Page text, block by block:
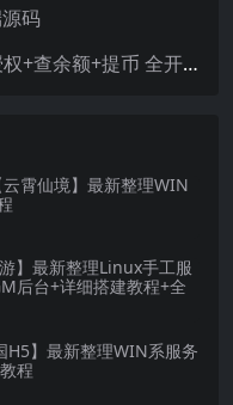
码
【转载】tron链秒级监控授权+查余额+提币 全开源带视频教程文字教程
霄仙境】最新整理WIN
】最新整理Linux手工服
后台+详细搭建教程+全
H5】最新整理WIN系服务
程